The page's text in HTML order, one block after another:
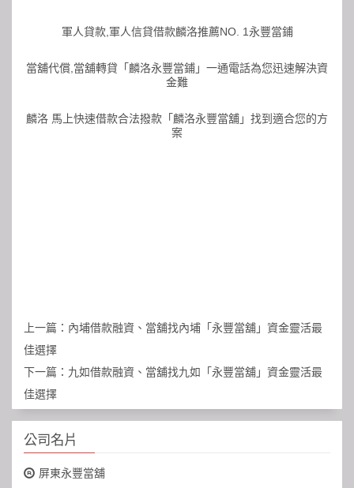
軍人貸款,軍人信貸借款麟洛推薦NO. 1永豐當鋪
當舖代償,當舖轉貸「麟洛永豐當鋪」一通電話為您迅速解決資
金難
麟洛 馬上快速借款合法撥款「麟洛永豐當舖」找到適合您的方
案
上一篇： 內埔借款融資、當舖找內埔「永豐當舖」資金靈活最
佳選擇
下一篇： 九如借款融資、當舖找九如「永豐當舖」資金靈活最
佳選擇
公司名片
屏東永豐當舖